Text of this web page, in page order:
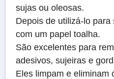
sujas ou oleosas.
Depois de utilizá-lo
com um papel toalha.
São excelentes para
adesivos, sujeiras e
Eles limpam e eliminam